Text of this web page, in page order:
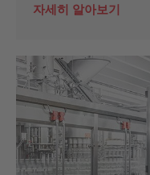
자세히 알아보기